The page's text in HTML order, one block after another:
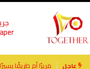
عاجل الأخوة الأعداء